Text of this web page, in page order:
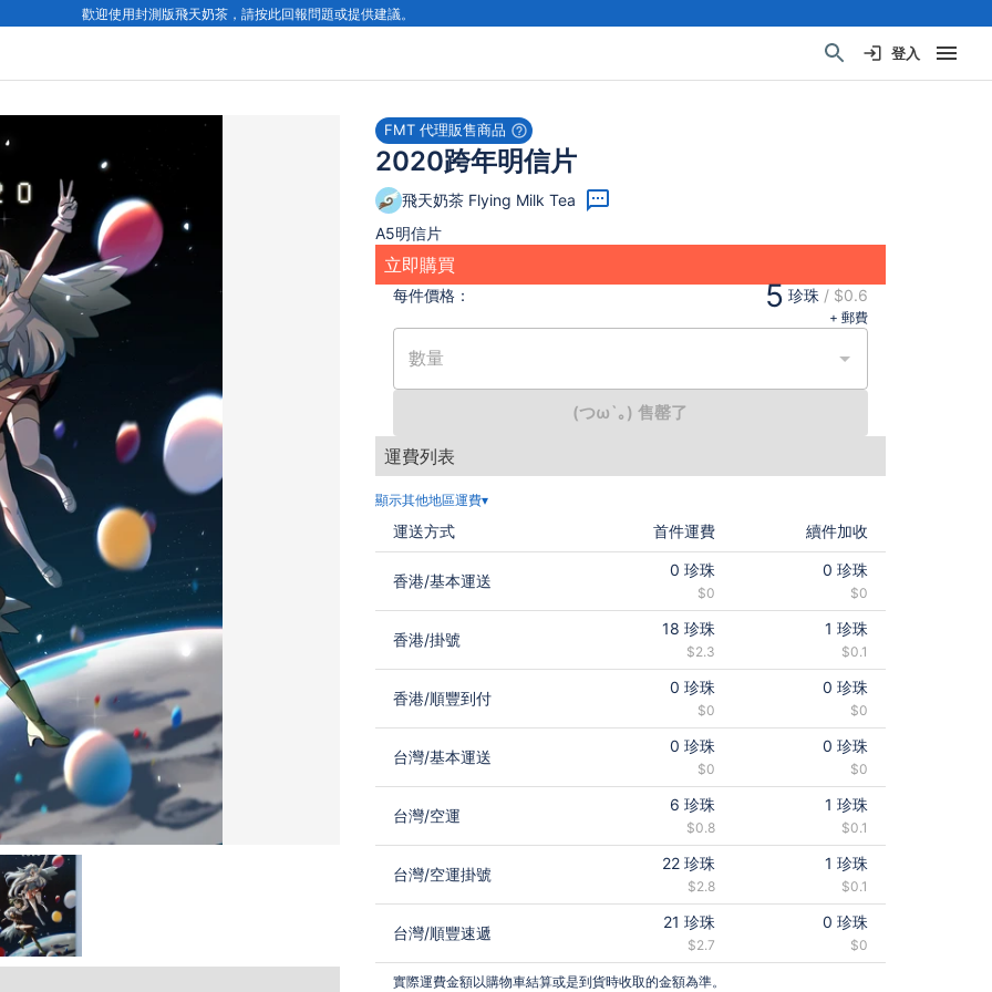
歡迎使用封測版飛天奶茶，請按此回報問題或提供建議。
登入
FMT 代理販售商品
2020跨年明信片
飛天奶茶 Flying Milk Tea
A5明信片
立即購買
每件價格： 5 珍珠 / $0.6
+ 郵費
數量
(つω`｡) 售罄了
運費列表
顯示其他地區運費▾
運送方式 首件運費 續件加收
香港/基本運送
0 珍珠
$0
0 珍珠
$0
香港/掛號
18 珍珠
$2.3
1 珍珠
$0.1
香港/順豐到付
0 珍珠
$0
0 珍珠
$0
台灣/基本運送
0 珍珠
$0
0 珍珠
$0
台灣/空運
6 珍珠
$0.8
1 珍珠
$0.1
台灣/空運掛號
22珍珠
$2.8
1 珍珠
$0.1
台灣/順豐速遞
21 珍珠
$2.7
0 珍珠
$0
實際運費金額以購物車結算或是到貨時收取的金額為準。